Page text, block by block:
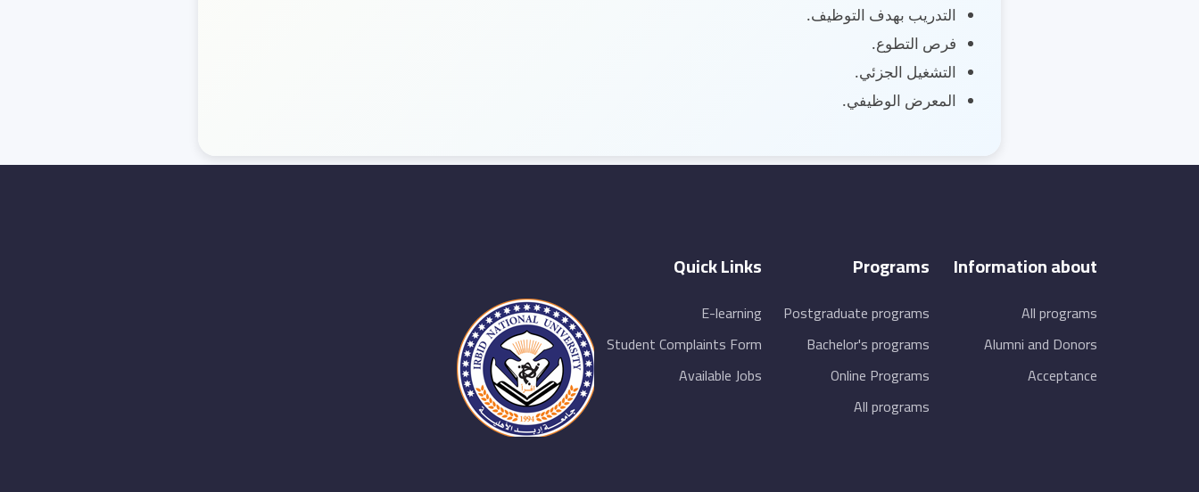
التدريب بهدف التوظيف.
فرص التطوع.
التشغيل الجزئي.
المعرض الوظيفي.
Information about
All programs
Alumni and Donors
Acceptance
Programs
Postgraduate programs
Bachelor's programs
Online Programs
All programs
Quick Links
E-learning
Student Complaints Form
Available Jobs